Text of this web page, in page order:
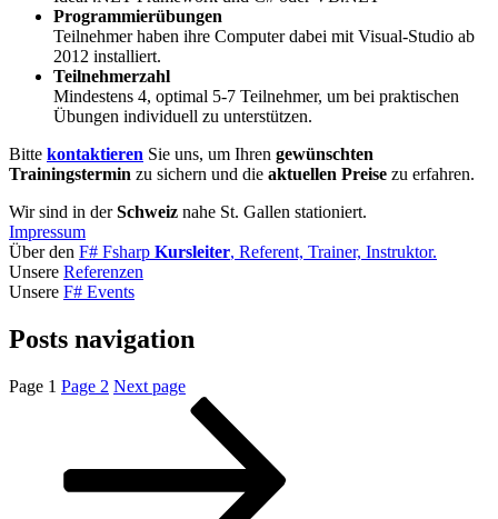
Programmierübungen
Teilnehmer haben ihre Computer dabei mit Visual-Studio ab
2012 installiert.
Teilnehmerzahl
Mindestens 4, optimal 5-7 Teilnehmer, um bei praktischen
Übungen individuell zu unterstützen.
Bitte kontaktieren Sie uns, um Ihren gewünschten
Trainingstermin zu sichern und die aktuellen Preise zu erfahren.
Wir sind in derSchweiz nahe St. Gallen stationiert.
Impressum
Über den F# Fsharp Kursleiter, Referent, Trainer, Instruktor.
Unsere Referenzen
Unsere F# Events
Posts navigation
Page 1 Page 2 Next page